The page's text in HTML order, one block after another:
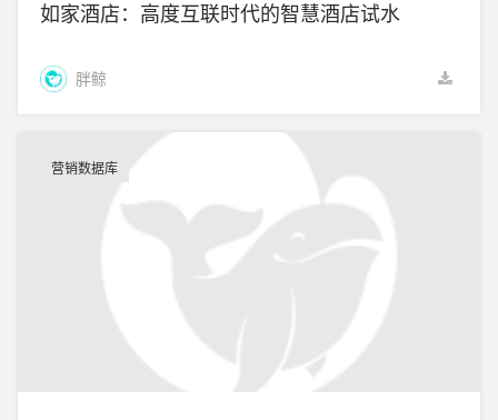
如家酒店：高度互联时代的智慧酒店试水
胖鲸
营销数据库